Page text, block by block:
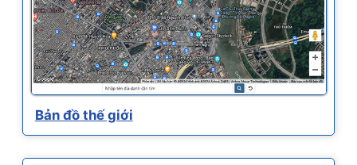
Bản đồ thế giới